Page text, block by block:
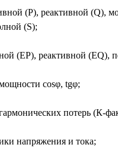
(P), реактивной (Q),
(S);
(EP), реактивной (EQ),
cosφ, tgφ;
потерь (К-
напряжения и тока;